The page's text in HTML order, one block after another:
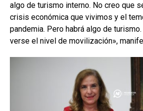
algo de turismo interno. No creo que
crisis económica que vivimos y el
pandemia. Pero habrá algo de
verse el nivel de movilización»,